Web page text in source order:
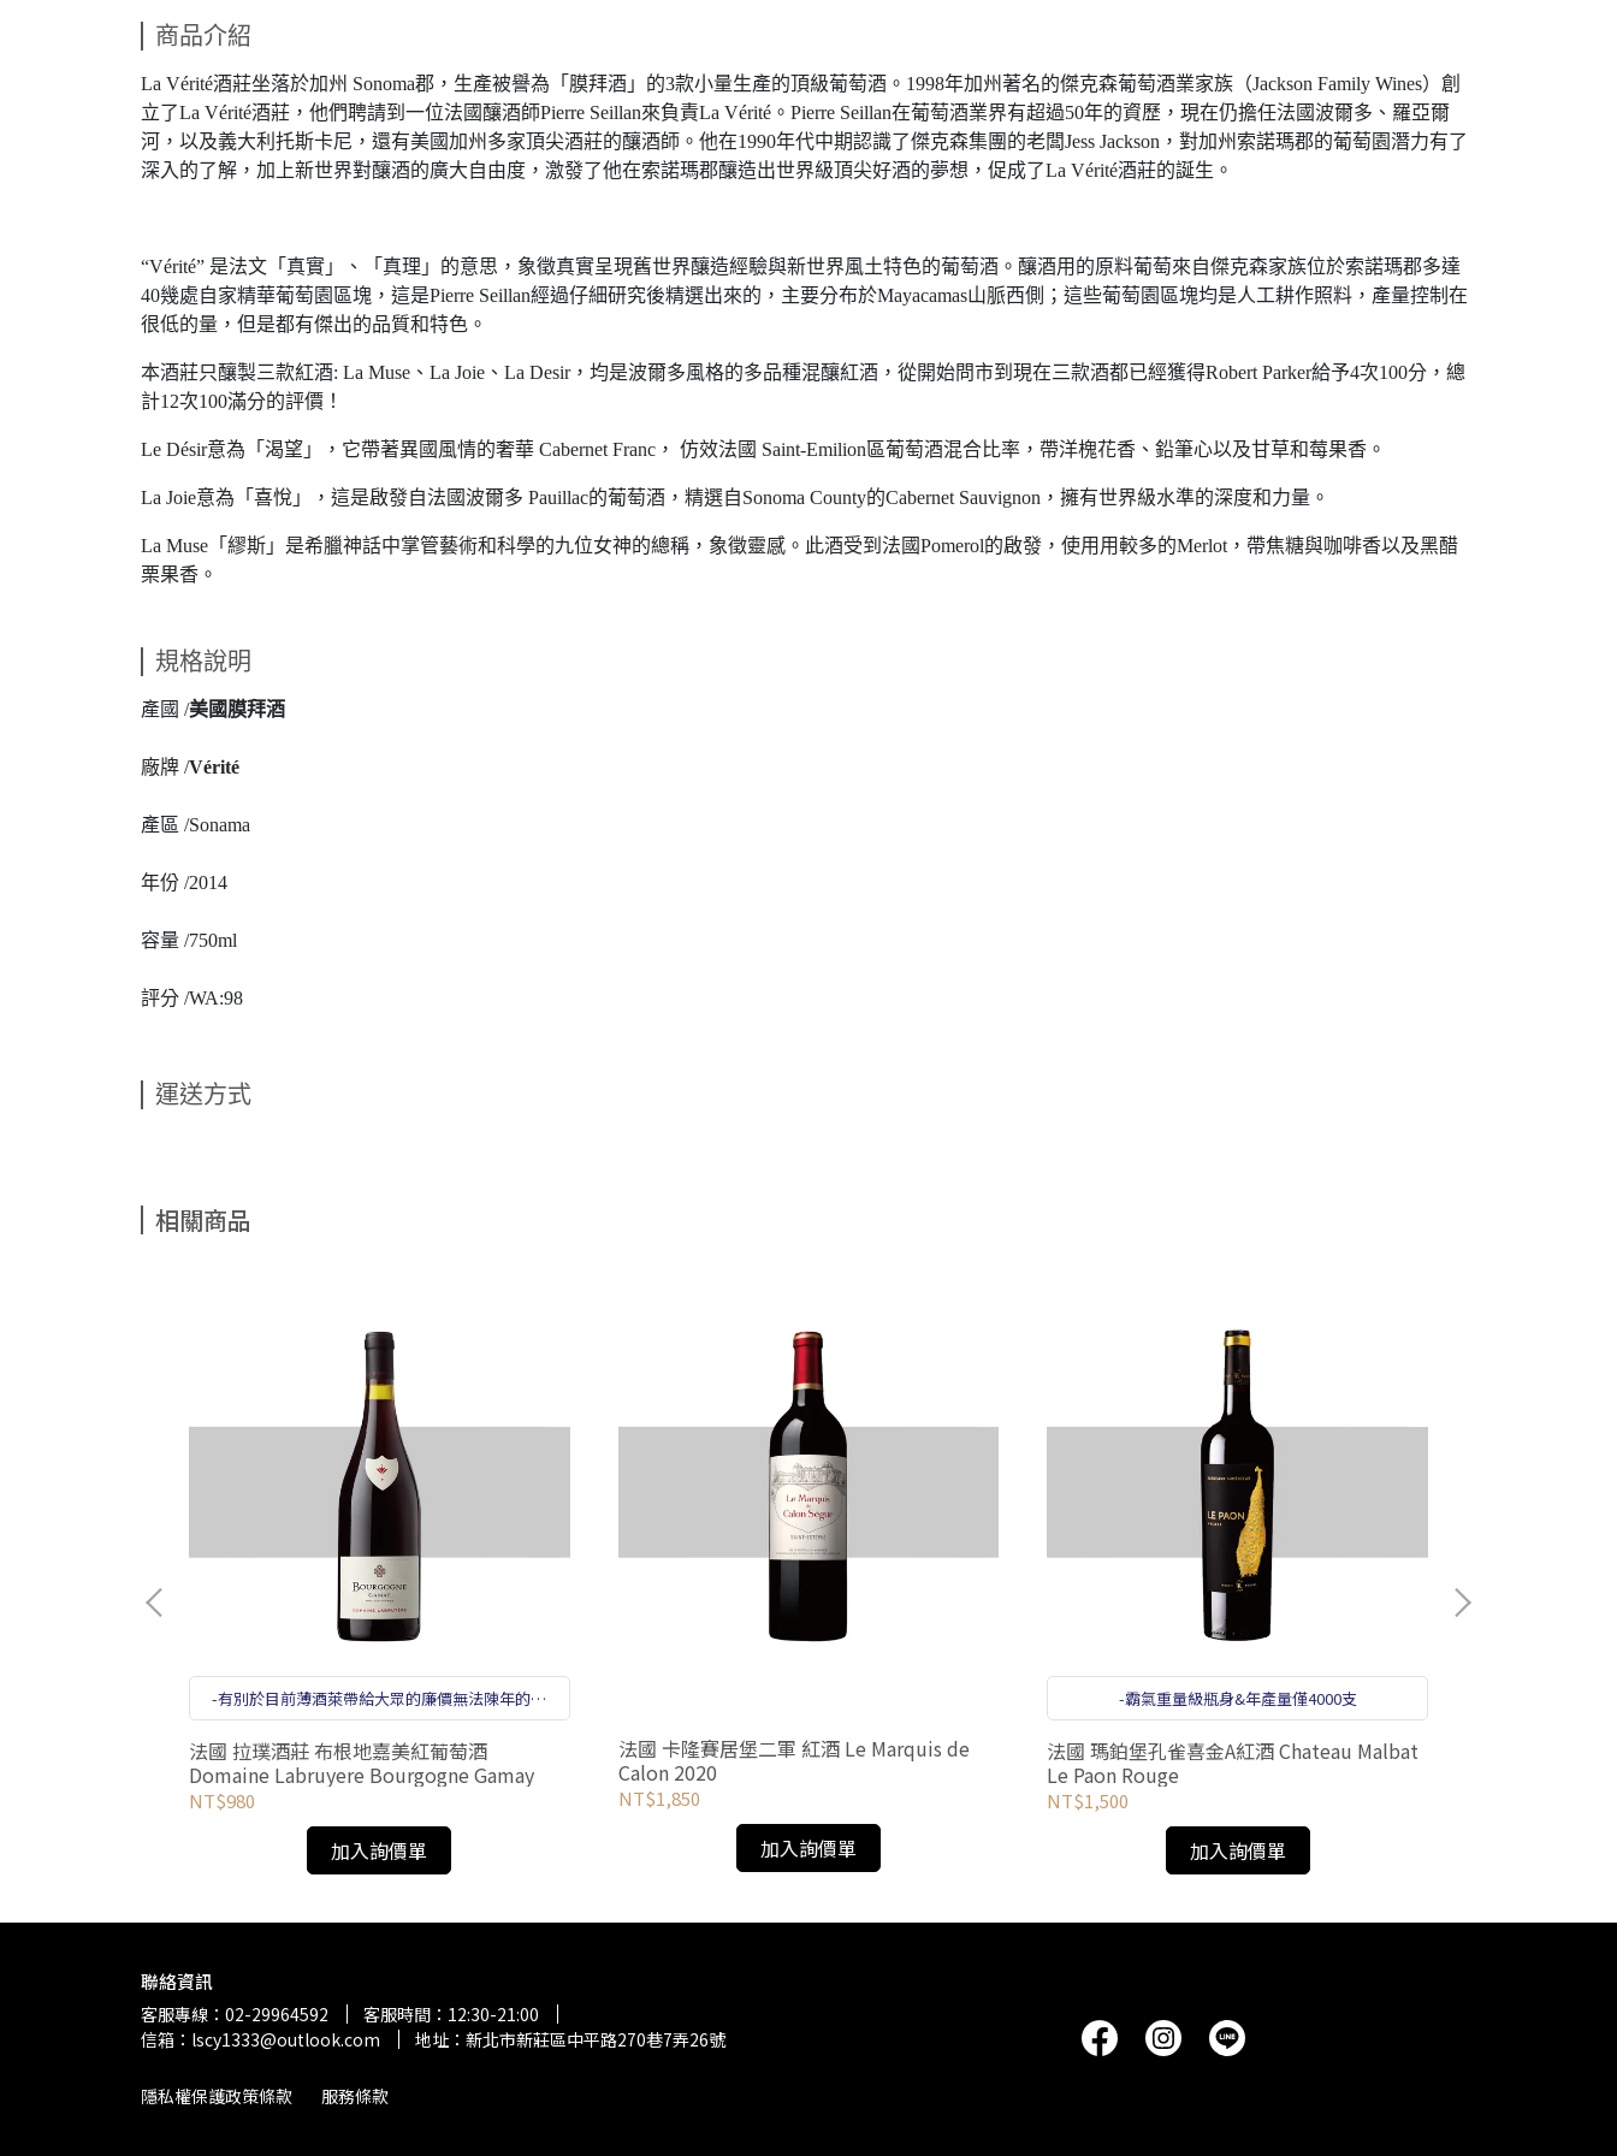
商品介紹
La Vérité酒莊坐落於加州 Sonoma郡，生產被譽為「膜拜酒」的3款小量生產的頂級葡萄酒。1998年加州著名的傑克森葡萄酒業家族（Jackson Family Wines）創
立了La Vérité酒莊，他們聘請到一位法國釀酒師Pierre Seillan來負責La Vérité。Pierre Seillan在葡萄酒業界有超過50年的資歷，現在仍擔任法國波爾多、羅亞爾
河，以及義大利托斯卡尼，還有美國加州多家頂尖酒莊的釀酒師。他在1990年代中期認識了傑克森集團的老闆Jess Jackson，對加州索諾瑪郡的葡萄園潛力有了
深入的了解，加上新世界對釀酒的廣大自由度，激發了他在索諾瑪郡釀造出世界級頂尖好酒的夢想，促成了La Vérité酒莊的誕生。
“Vérité” 是法文「真實」、「真理」的意思，象徵真實呈現舊世界釀造經驗與新世界風土特色的葡萄酒。釀酒用的原料葡萄來自傑克森家族位於索諾瑪郡多達
40幾處自家精華葡萄園區塊，這是Pierre Seillan經過仔細研究後精選出來的，主要分布於Mayacamas山脈西側；這些葡萄園區塊均是人工耕作照料，產量控制在
很低的量，但是都有傑出的品質和特色。
本酒莊只釀製三款紅酒: La Muse、La Joie、La Desir，均是波爾多風格的多品種混釀紅酒，從開始問市到現在三款酒都已經獲得Robert Parker給予4次100分，總
計12次100滿分的評價！
Le Désir意為「渴望」，它帶著異國風情的奢華 Cabernet Franc， 仿效法國 Saint-Emilion區葡萄酒混合比率，帶洋槐花香、鉛筆心以及甘草和莓果香。
La Joie意為「喜悅」，這是啟發自法國波爾多 Pauillac的葡萄酒，精選自Sonoma County的Cabernet Sauvignon，擁有世界級水準的深度和力量。
La Muse「繆斯」是希臘神話中掌管藝術和科學的九位女神的總稱，象徵靈感。此酒受到法國Pomerol的啟發，使用用較多的Merlot，帶焦糖與咖啡香以及黑醋
栗果香。
規格說明
產國 /美國膜拜酒
廠牌 /Vérité
產區 /Sonama
年份 /2014
容量 /750ml
評分 /WA:98
運送方式
相關商品
-有別於目前薄酒萊帶給大眾的廉價無法陳年的印
象！而隨著布根地名莊漸漸在薄酒萊產區開拓據
點，令本地的葡萄酒產業有著煥然一新的風貌！
法國 拉璞酒莊 布根地嘉美紅葡萄酒
Domaine Labruyere Bourgogne Gamay
NT$980
加入詢價單
法國 卡隆賽居堡二軍 紅酒 Le Marquis de
Calon 2020
NT$1,850
加入詢價單
-霸氣重量級瓶身&年產量僅4000支
法國 瑪鉑堡孔雀喜金A紅酒 Chateau Malbat
Le Paon Rouge
NT$1,500
加入詢價單
聯絡資訊
客服專線：02-29964592
客服時間：12:30-21:00
信箱：lscy1333@outlook.com
地址：新北市新莊區中平路270巷7弄26號
隱私權保護政策條款 服務條款